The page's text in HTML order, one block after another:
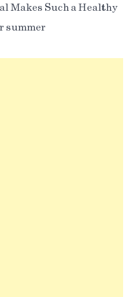
Makes Such a Healthy
summer